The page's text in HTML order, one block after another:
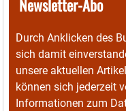
Newsletter-Abo
Durch Anklicken des
sich damit
unsere aktuellen
können sich jederzeit
Informationen zum